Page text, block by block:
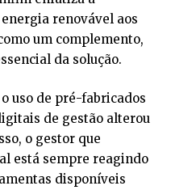
renovável aos
um complemento,
da solução.
uso de pré-fabricados
de gestão alterou
o gestor que
está sempre reagindo
disponíveis